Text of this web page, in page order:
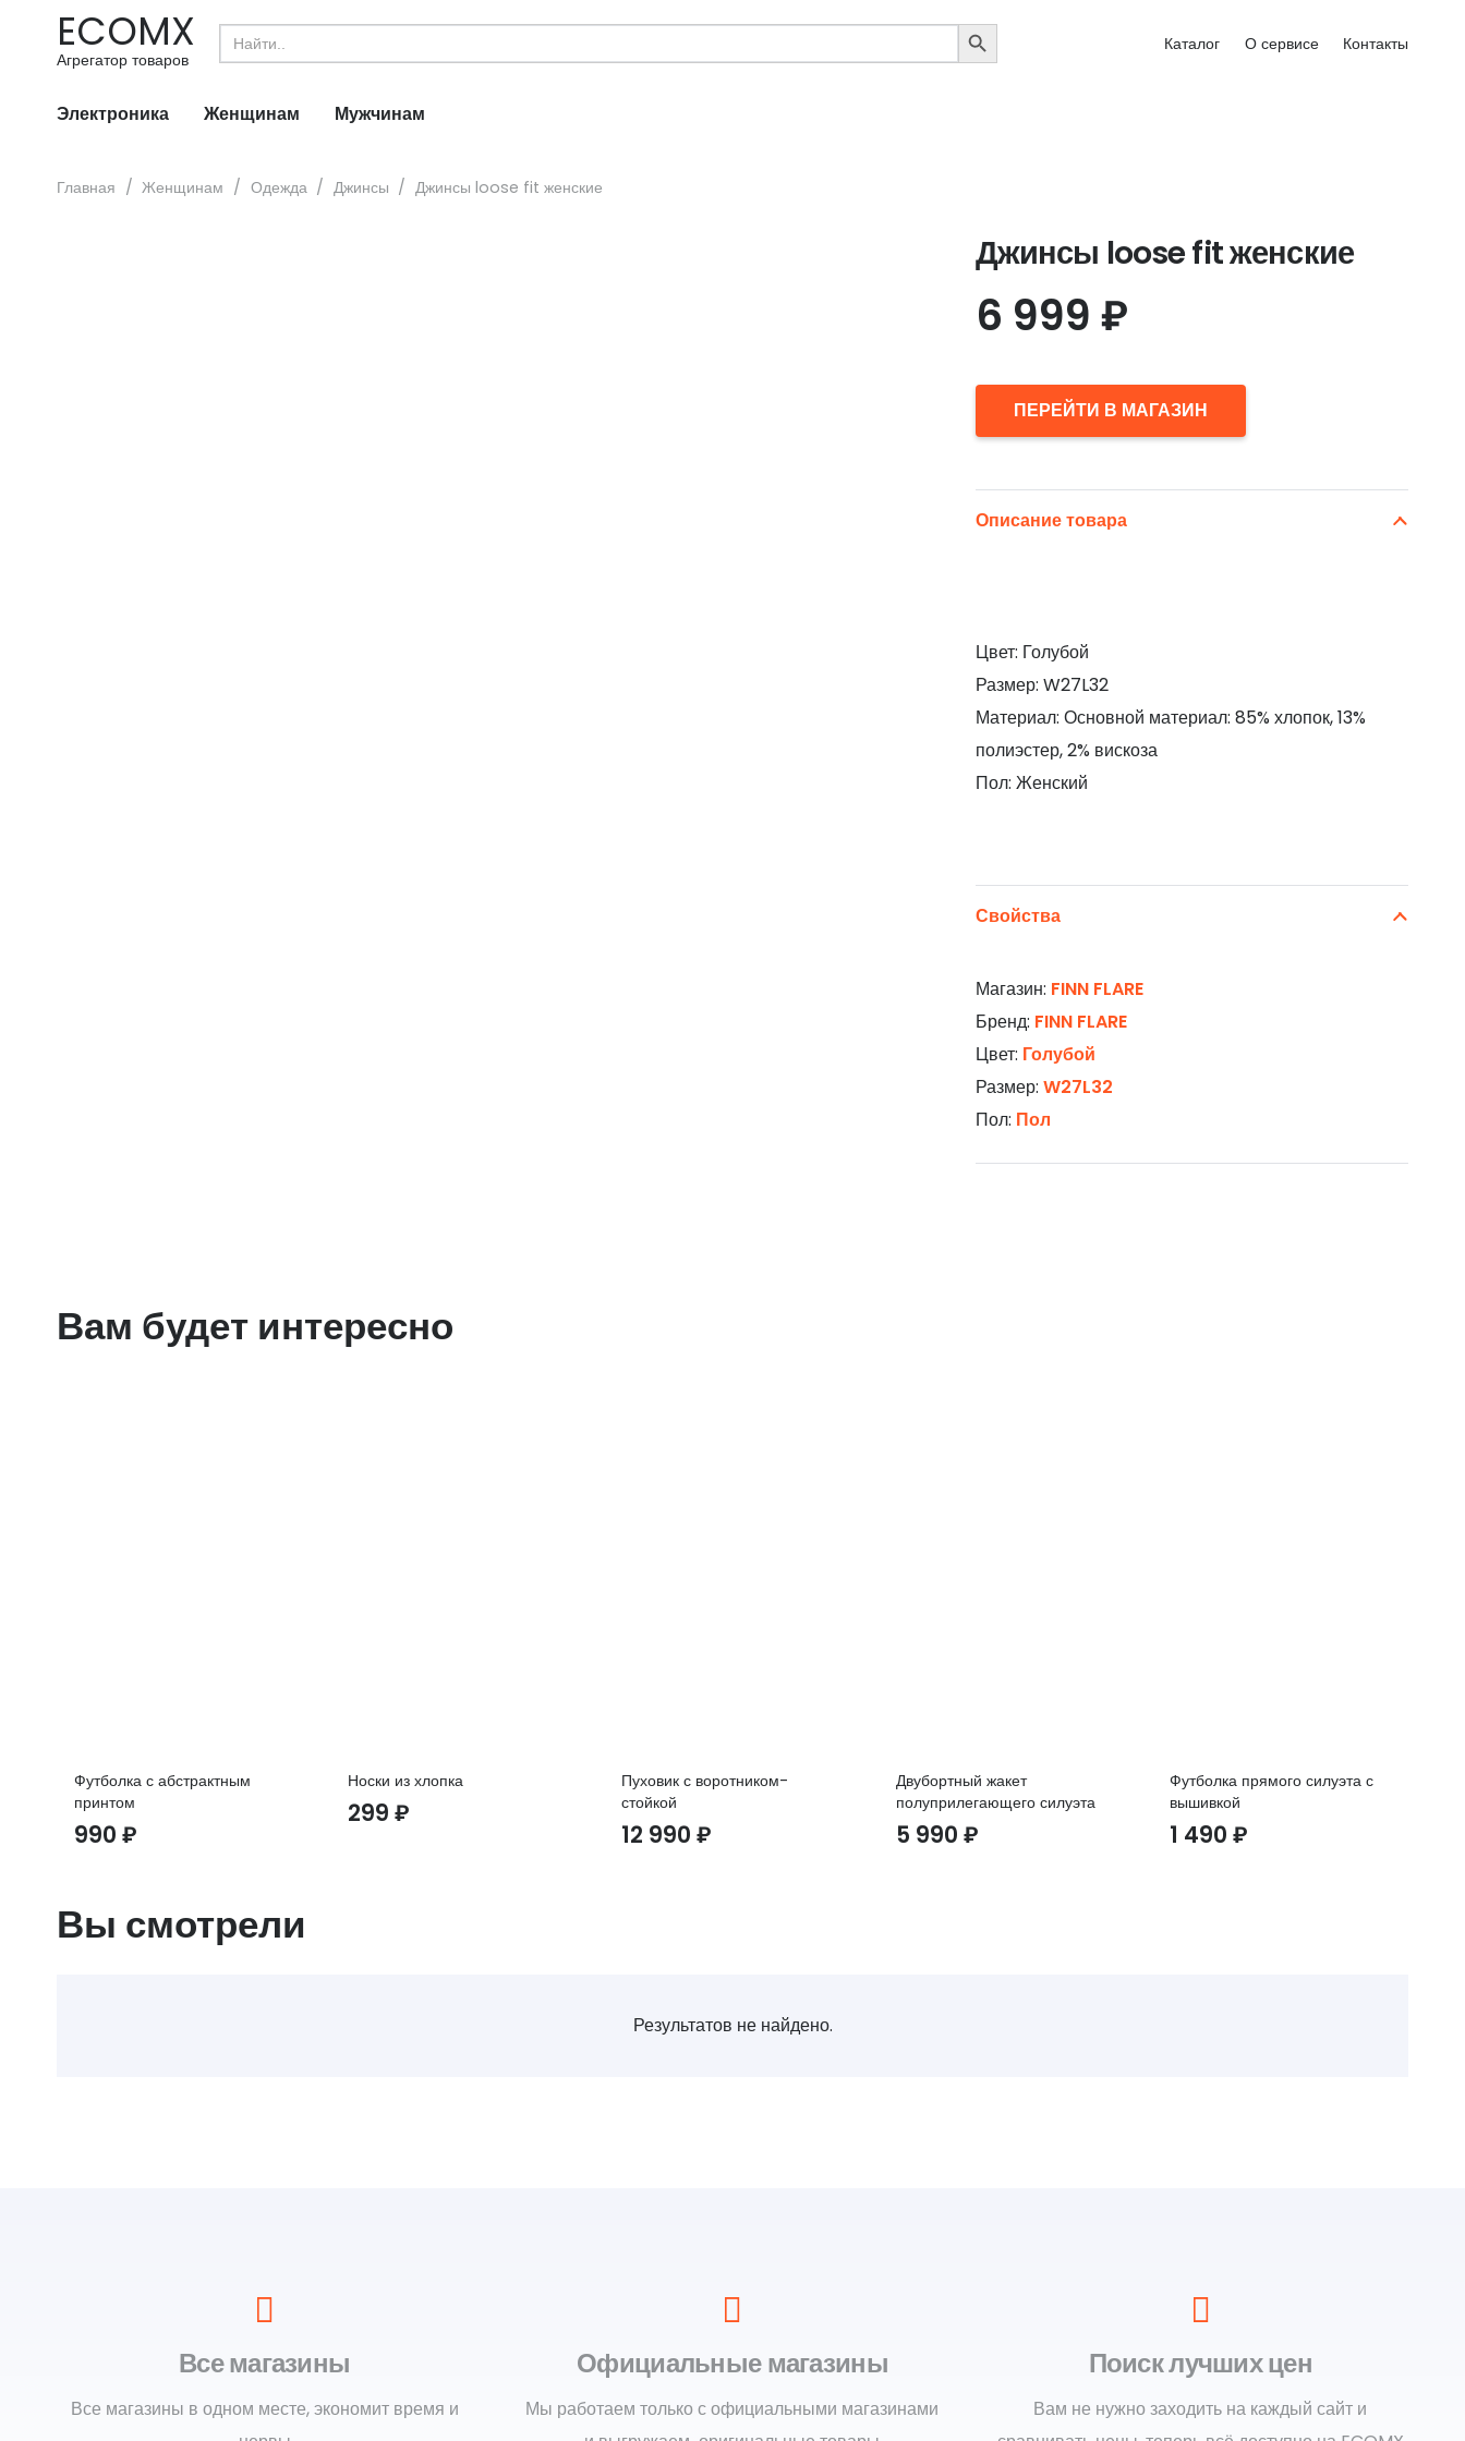
ECOMX
Агрегатор товаров
Search
for:
SEARCH
BUTTON
Каталог О сервисе Контакты
Электроника Женщинам Мужчинам
Главная / Женщинам / Одежда / Джинсы / Джинсы loose fit женские
Джинсы loose fit женские
6 999 ₽
ПЕРЕЙТИ В МАГАЗИН
Описание товара
Цвет: Голубой
Размер: W27L32
Материал: Основной материал: 85% хлопок, 13%
полиэстер, 2% вискоза
Пол: Женский
Свойства
Магазин: FINN FLARE
Бренд: FINN FLARE
Цвет: Голубой
Размер: W27L32
Пол: Пол
Вам будет интересно
Футболка с абстрактным
принтом
990 ₽
Носки из хлопка
299₽
Пуховик с воротником-
стойкой
12 990₽
Двубортный жакет
полуприлегающего силуэта
5 990 ₽
Футболка прямого силуэта с
вышивкой
1 490 ₽
Вы смотрели
Результатов не найдено.
Все магазины
Все магазины в одном месте, экономит время и
Официальные магазины
Мы работаем только с официальными магазинами
Поиск лучших цен
Вам не нужно заходить на каждый сайт и